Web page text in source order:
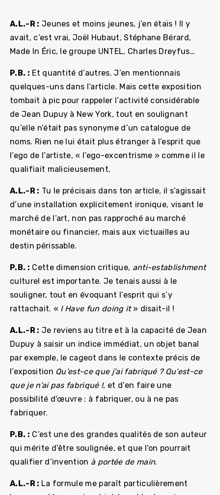
A.L.-R : Jeunes et moins jeunes, j’en étais ! Il y
avait, c’est vrai, Joël Hubaut, Stéphane Bérard,
Made In Éric, le groupe UNTEL, Charles Dreyfus…
P.B. : Et quantité d’autres. J’en mentionnais
quelques-uns dans l’article. Mais cette exposition
tombait à pic pour rappeler l’activité considérable
de Jean Dupuy à New York, tout en soulignant
qu’elle n’était pas synonyme d’un catalogue de
noms. Rien ne lui était plus étranger à l’esprit que
l’ego de l’artiste, « l’ego-excentrisme » comme il le
qualifiait malicieusement.
A.L.-R : Tu le précisais dans ton article, il s’agissait
d’une installation explicitement ironique, visant le
marché de l’art, non pas rapproché au marché
monétaire ou financier, mais aux victuailles au
destin périssable.
P.B. : Cette dimension critique, anti-establishment
culturel est importante. Je tenais aussi à le
souligner, tout en évoquant l’esprit qui s’y
rattachait. « I Have fun doing it» disait-il !
A.L.-R : Je reviens au titre et à la capacité de Jean
Dupuy à saisir un indice immédiat, un objet banal
par exemple, le cageot dans le contexte précis de
l’exposition Qu’est-ce que j’ai fabriqué ? Qu’est-ce
que je n’ai pas fabriqué !, et d’en faire une
possibilité d’œuvre : à fabriquer, ou à ne pas
fabriquer.
P.B. : C’est une des grandes qualités de son auteur
qui mérite d’être soulignée, et que l’on pourrait
qualifier d’invention à portée de main.
A.L.-R : La formule me paraît particulièrement